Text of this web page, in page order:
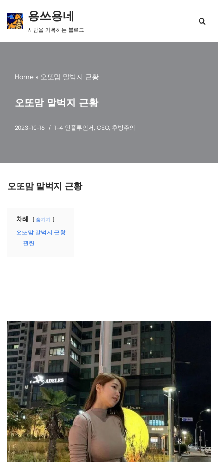
콘
용쓰용네
사람을 기록하는 블로그
Home » 오또맘 말벅지 근황
오또맘 말벅지 근황
2023-10-16 1-4 인플루언서 , CEO, 후방주의
오또맘 말벅지 근황
차례 숨기기
오또맘 말벅지 근황
관련